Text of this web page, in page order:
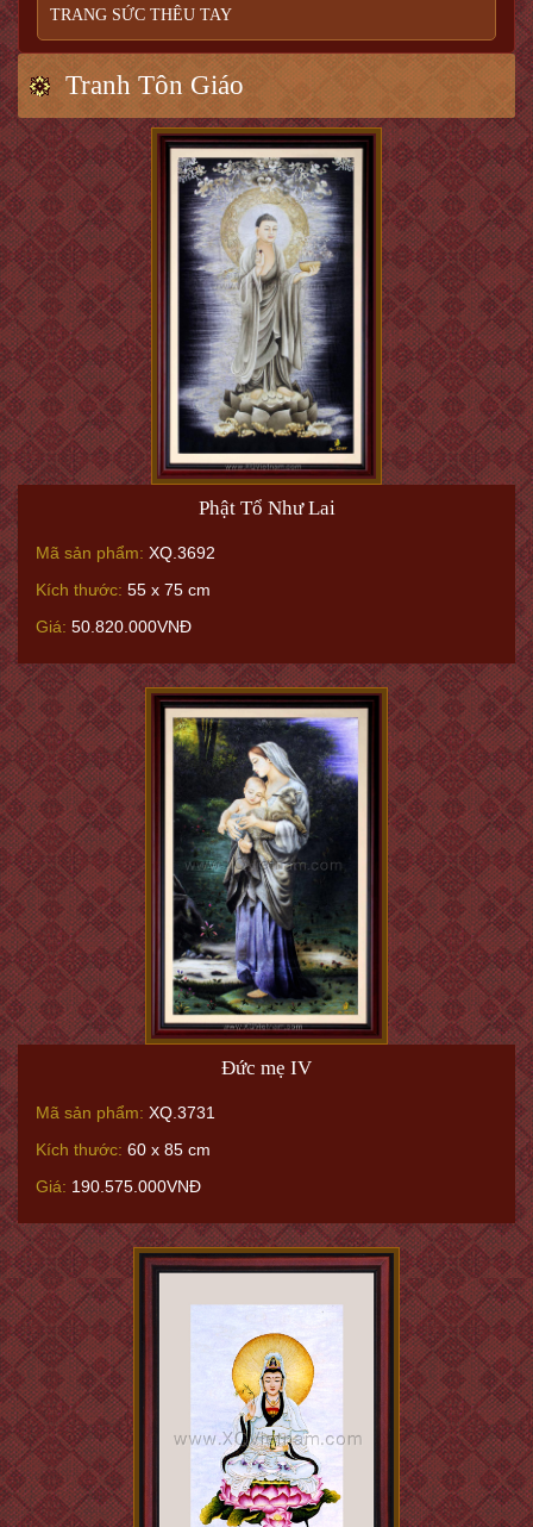
TRANG SỨC THÊU TAY
Tranh Tôn Giáo
Phật Tổ Như Lai
Mã sản phẩm: XQ.3692
Kích thước: 55 x 75 cm
Giá: 50.820.000VNĐ
Đức mẹ IV
Mã sản phẩm: XQ.3731
Kích thước: 60 x 85 cm
Giá: 190.575.000VNĐ